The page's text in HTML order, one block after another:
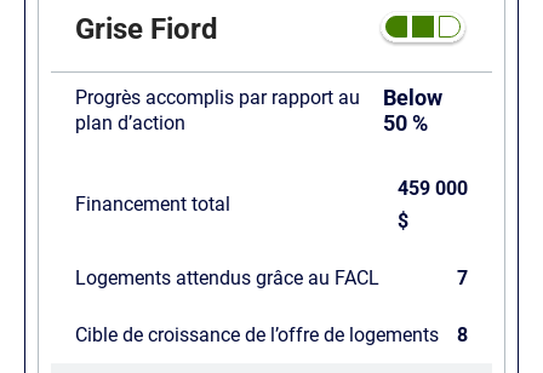
Grise Fiord
Progrès accomplis par rapport au
plan d’action
Below
50 %
Financement total
459 000
$
Logements attendus grâce au FACL 7
Cible de croissance de l’offre de logements 8